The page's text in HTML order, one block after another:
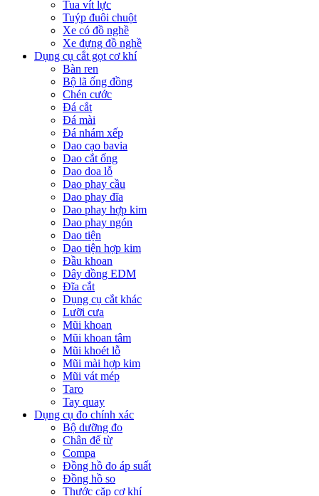
Tua vít lực
Tuýp đuôi chuột
Xe có đồ nghề
Xe đựng đồ nghề
Dụng cụ cắt gọt cơ khí
Bàn ren
Bộ lã ống đồng
Chén cước
Đá cắt
Đá mài
Đá nhám xếp
Dao cạo bavia
Dao cắt ống
Dao doa lỗ
Dao phay cầu
Dao phay đĩa
Dao phay hợp kim
Dao phay ngón
Dao tiện
Dao tiện hợp kim
Đầu khoan
Dây đồng EDM
Đĩa cắt
Dụng cụ cắt khác
Lưỡi cưa
Mũi khoan
Mũi khoan tâm
Mũi khoét lỗ
Mũi mài hợp kim
Mũi vát mép
Taro
Tay quay
Dụng cụ đo chính xác
Bộ dưỡng đo
Chân đế từ
Compa
Đồng hồ đo áp suất
Đồng hồ so
Thước cặp cơ khí